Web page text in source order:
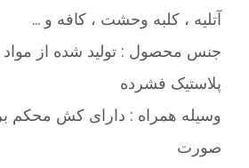
آتلیه ، کلبه وحشت ، کافه و …
جنس محصول : تولید شده از مواد
پلاستیک فشرده
وسیله همراه : دارای کش محکم
صورت